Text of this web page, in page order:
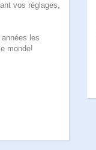
vos réglages,
les
monde!